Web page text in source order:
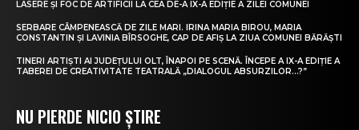
LASERE ȘI FOC DE ARTIFICII LA CEA DE-A IX-A EDIȚIE A ZILEI COMUNEI
SERBARE CÂMPENEASCĂ DE ZILE MARI. IRINA MARIA BIROU, MARIA
CONSTANTIN ȘI LAVINIA BÎRSOGHE, CAP DE AFIȘ LA ZIUA COMUNEI BĂRĂȘTI
TINERI ARTIȘTI AI JUDEȚULUI OLT, ÎNAPOI PE SCENĂ. ÎNCEPE A IX-A EDIȚIE A
TABEREI DE CREATIVITATE TEATRALĂ „DIALOGUL ABSURZILOR…?”
NU PIERDE NICIO ȘTIRE